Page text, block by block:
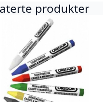
produkter